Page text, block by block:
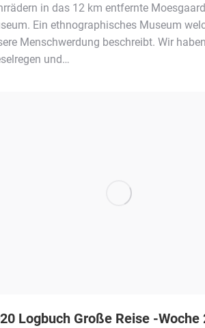
in das 12 km entfernte Moesgaard
Ein ethnographisches Museum
Menschwerdung beschreibt. Wir haben
und…
Logbuch Große Reise -Woche